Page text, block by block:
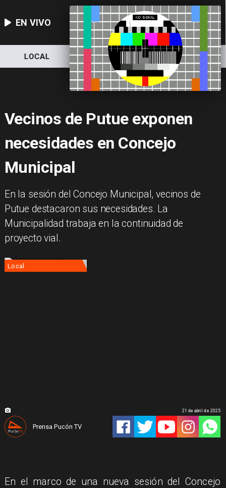
EN VIVO
LOCAL NACIONAL DEPORTES
Vecinos de Putue exponen
necesidades en Concejo
Municipal
En la sesión del Concejo Municipal, vecinos de
Putue destacaron sus necesidades. La
Municipalidad trabaja en la continuidad de
proyecto vial.
Local
Prensa Pucón TV
21 de abril de 2025
En el marco de una nueva sesión del Concejo